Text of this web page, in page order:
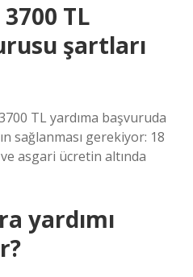
TL
şartları
TL yardıma başvuruda
sağlanması gerekiyor: 18
asgari ücretin altında
yardımı